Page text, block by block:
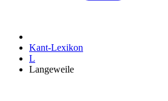
Kant-Lexikon
L
Langeweile